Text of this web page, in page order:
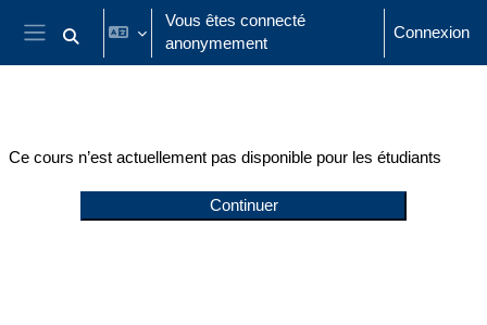
Passer au contenu principal
Panneau latéral
Activer/désactiver la saisie de recherche
Vous êtes connecté
anonymement
Connexion
Ce cours n’est actuellement pas disponible pour les étudiants
Continuer